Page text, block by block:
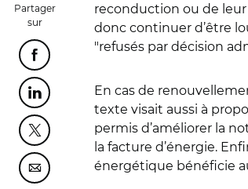
Partager
sur
Partager cette page sur Facebook
Partager cette page sur Linkedin
Partager cette page sur Twitter
Partager cette page sur Courriel
reconduction ou de
donc continuer d’être
"refusés par décision
En cas de
texte visait aussi à
permis d’améliorer la
la facture d’énergie.
énergétique bénéficie